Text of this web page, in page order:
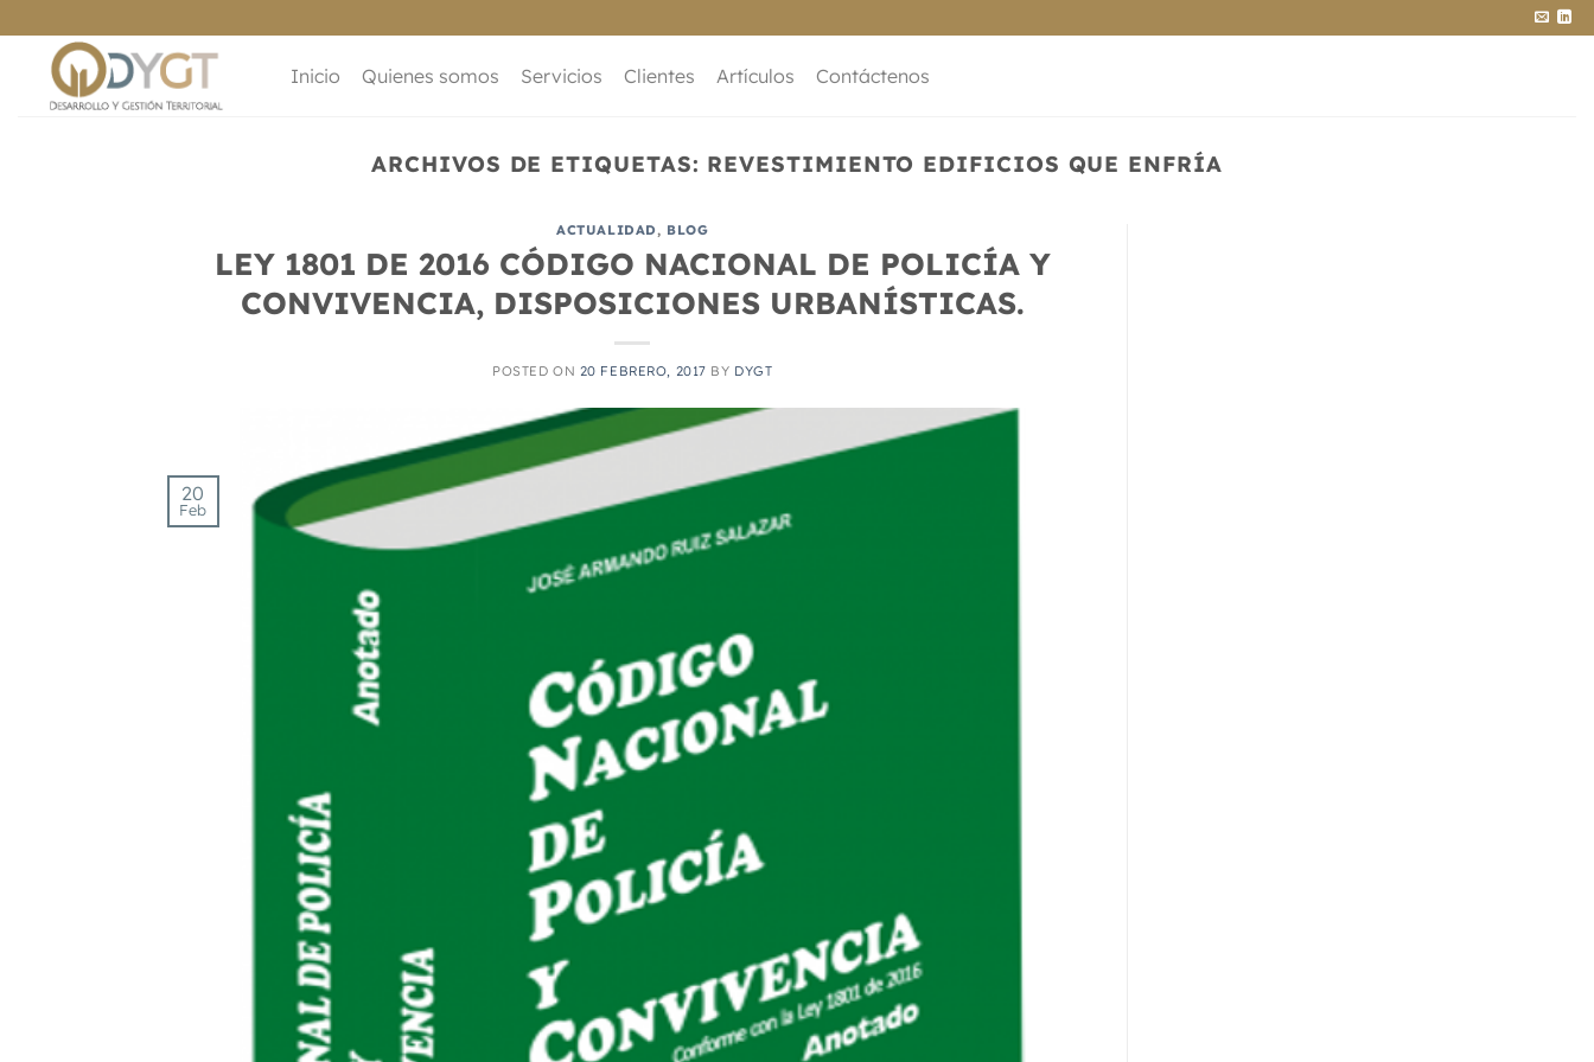
al
contenido
Inicio Quienes somos Servicios Clientes Artículos Contáctenos
ARCHIVOS DE ETIQUETAS: REVESTIMIENTO EDIFICIOS QUE ENFRÍA
ACTUALIDAD, BLOG
LEY 1801 DE 2016 CÓDIGO NACIONAL DE POLICÍA Y
CONVIVENCIA, DISPOSICIONES URBANÍSTICAS.
POSTED ON 20 FEBRERO, 2017 BY DYGT
20
Feb